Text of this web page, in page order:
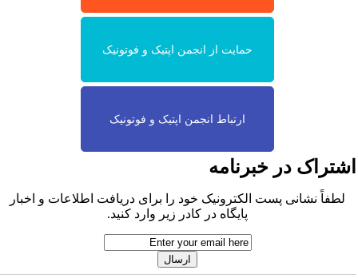
حمایت از انجمن اپتیک و فوتونیک
ارتباط انجمن اپتیک و فوتونیک
در خبرنامه
لطفاً نشانی پست الکترونیک خود را برای دریافت اطلاعات و اخبار
پایگاه در کادر زیر وارد کنید.